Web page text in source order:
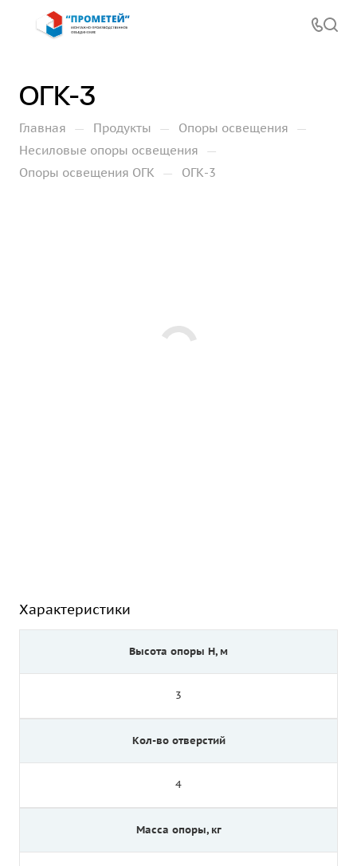
ОГК-3
Главная — Продукты — Опоры освещения —
Несиловые опоры освещения —
Опоры освещения ОГК — ОГК-3
Характеристики
Высота опоры Н, м
3
Кол-во отверстий
4
Масса опоры, кг